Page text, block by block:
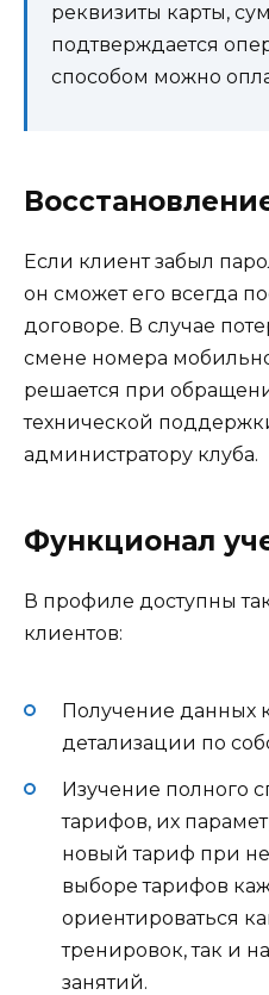
реквизиты карты,
подтверждается
способом можно
Если клиент забыл
он сможет его всегда
договоре. В случае
смене номера
решается при
технической
администратору клуба.
Функционал
В профиле доступны
клиентов:
Получение данных
детализации по
Изучение полного
тарифов, их
новый тариф при
выборе тарифов
ориентироваться
тренировок, так и
занятий.